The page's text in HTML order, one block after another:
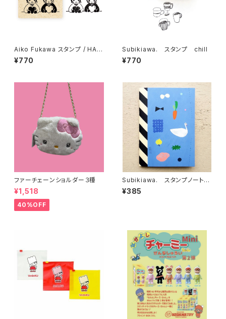
Aiko Fukawa スタンプ / HAP
PY
¥770
Subikiawa. スタンプ chill
¥770
ファーチェーンショルダー３種
¥1,518
40%OFF
Subikiawa. スタンプノート
Life Objects
¥385